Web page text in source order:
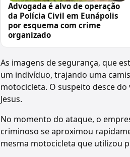
Advogada é alvo de operação
da Polícia Civil em Eunápolis
por esquema com crime
organizado
As imagens de segurança, que
um indivíduo, trajando uma
motocicleta. O suspeito desce
Jesus.
No momento do ataque, o
criminoso se aproximou
mesma motocicleta que utilizou